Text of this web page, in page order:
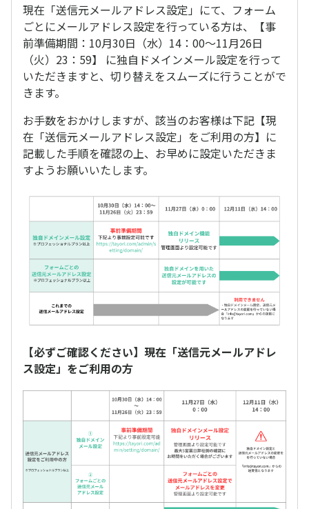
現在「送信元メールアドレス設定」にて、フォーム
ごとにメールアドレス設定を行っている方は、【事
前準備期間：10月30日（水）14：00～11月26日
（火）23：59】 に独自ドメインメール設定を行って
いただきますと、切り替えをスムーズに行うことがで
きます。
お手数をおかけしますが、該当のお客様は下記【現
在「送信元メールアドレス設定」をご利用の方】に
記載した手順を確認の上、お早めに設定いただきま
すようお願いいたします。
【必ずご確認ください】現在「送信元メールアドレ
ス設定」をご利用の方